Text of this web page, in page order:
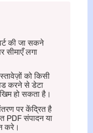
की जा सकने
सीमाएँ लगा
को किसी
करने से डेटा
हो सकता है।
पर केंद्रित है
PDF संपादन या
करे।